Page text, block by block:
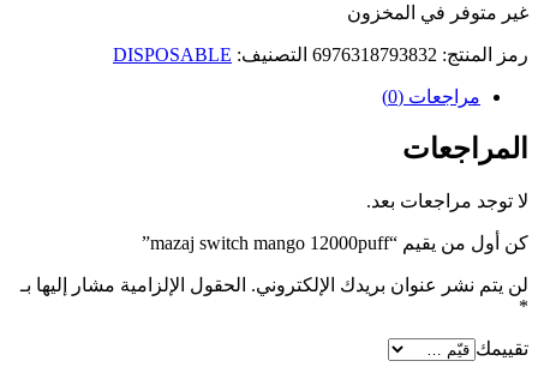
غير متوفر في المخزون
رمز المنتج: 6976318793832 التصنيف: DISPOSABLE
مراجعات (0)
المراجعات
لا توجد مراجعات بعد.
كن أول من يقيم “mazaj switch mango 12000puff”
لن يتم نشر عنوان بريدك الإلكتروني. الحقول الإلزامية مشار إليها بـ
*
تقييمك